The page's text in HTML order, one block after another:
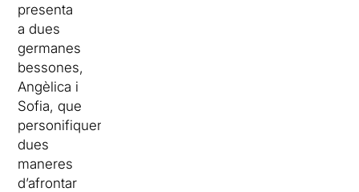
presenta
a dues
germanes
bessones,
Angèlica i
Sofia, que
personifiquen
dues
maneres
d’afrontar